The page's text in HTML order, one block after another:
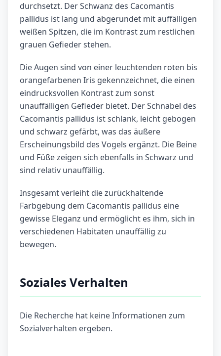
durchsetzt. Der Schwanz des Cacomantis
pallidus ist lang und abgerundet mit auffälligen
weißen Spitzen, die im Kontrast zum restlichen
grauen Gefieder stehen.
Die Augen sind von einer leuchtenden roten bis
orangefarbenen Iris gekennzeichnet, die einen
eindrucksvollen Kontrast zum sonst
unauffälligen Gefieder bietet. Der Schnabel des
Cacomantis pallidus ist schlank, leicht gebogen
und schwarz gefärbt, was das äußere
Erscheinungsbild des Vogels ergänzt. Die Beine
und Füße zeigen sich ebenfalls in Schwarz und
sind relativ unauffällig.
Insgesamt verleiht die zurückhaltende
Farbgebung dem Cacomantis pallidus eine
gewisse Eleganz und ermöglicht es ihm, sich in
verschiedenen Habitaten unauffällig zu
bewegen.
Soziales Verhalten
Die Recherche hat keine Informationen zum
Sozialverhalten ergeben.